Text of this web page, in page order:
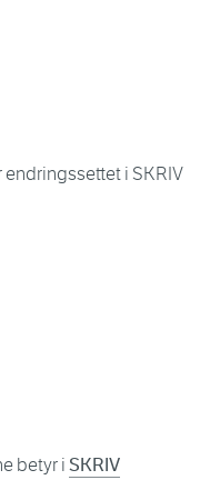
endringssettet i SKRIV
betyr iSKRIV